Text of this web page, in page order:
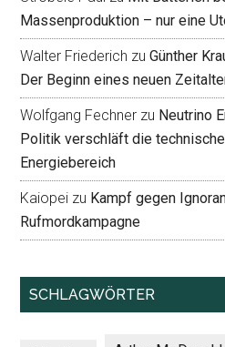
Massenproduktion – nur eine
Walter Friederich zuGünther
Der Beginn eines neuen
Wolfgang Fechner zu Neutrino
Politik verschläft die
Energiebereich
Kaiopei zu Kampf gegen
Rufmordkampagne
SCHLAGWÖRTER